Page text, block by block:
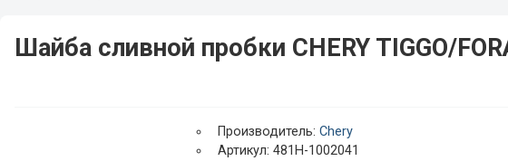
Шайба сливной пробки CHERY TIGGO/
Производитель: Chery
Артикул: 481H-1002041